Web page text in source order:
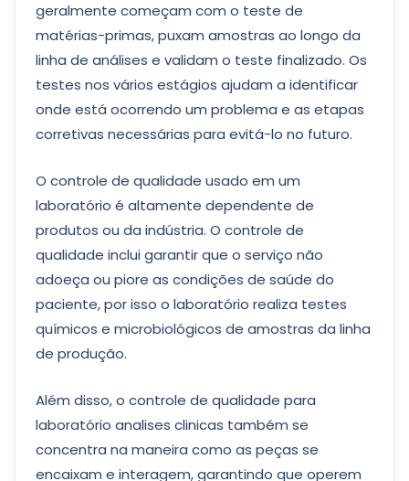
geralmente começam com o teste de
matérias-primas, puxam amostras ao longo da
linha de análises e validam o teste finalizado. Os
testes nos vários estágios ajudam a identificar
onde está ocorrendo um problema e as etapas
corretivas necessárias para evitá-lo no futuro.
O controle de qualidade usado em um
laboratório é altamente dependente de
produtos ou da indústria. O controle de
qualidade inclui garantir que o serviço não
adoeça ou piore as condições de saúde do
paciente, por isso o laboratório realiza testes
químicos e microbiológicos de amostras da linha
de produção.
Além disso, o controle de qualidade para
laboratório analises clinicas também se
concentra na maneira como as peças se
encaixam e interagem, garantindo que operem